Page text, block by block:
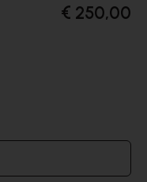
€ 250,00